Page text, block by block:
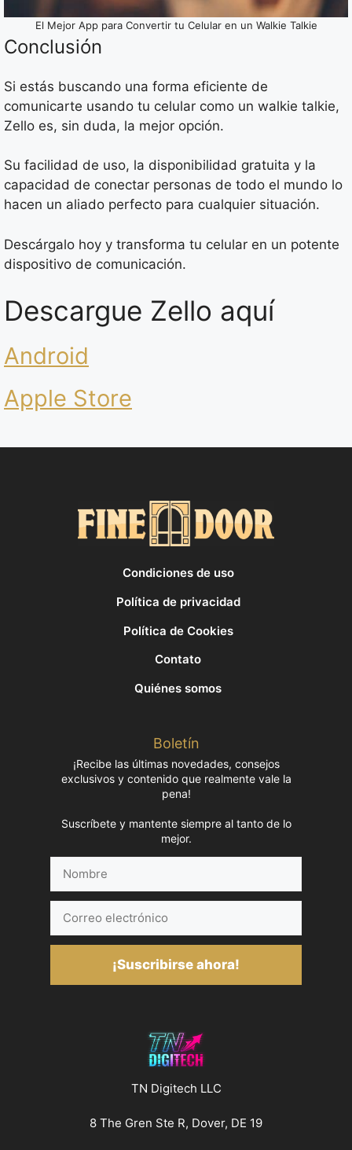
El Mejor App para Convertir tu Celular en un Walkie Talkie
Conclusión
Si estás buscando una forma eficiente de
comunicarte usando tu celular como un walkie talkie,
Zello es, sin duda, la mejor opción.
Su facilidad de uso, la disponibilidad gratuita y la
capacidad de conectar personas de todo el mundo lo
hacen un aliado perfecto para cualquier situación.
Descárgalo hoy y transforma tu celular en un potente
dispositivo de comunicación.
Descargue Zello aquí
Android
Apple Store
Condiciones de uso
Política de privacidad
Política de Cookies
Contato
Quiénes somos
Boletín
¡Recibe las últimas novedades, consejos
exclusivos y contenido que realmente vale la
pena!
Suscríbete y mantente siempre al tanto de lo
mejor.
electrónico
¡Suscribirse ahora!
TN Digitech LLC
8 The Gren Ste R, Dover, DE 19